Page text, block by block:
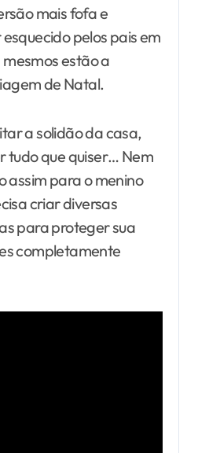
mais fofa e
pelos pais em
estão a
de Natal.
a solidão da casa,
tudo que quiser… Nem
assim para o menino
criar diversas
para proteger sua
completamente